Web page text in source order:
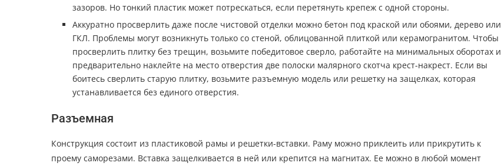
зазоров. Но тонкий пластик может потрескаться, если перетянуть крепеж с одной стороны.
Аккуратно просверлить даже после чистовой отделки можно бетон под краской или обоями, дерево или
ГКЛ. Проблемы могут возникнуть только со стеной, облицованной плиткой или керамогранитом. Чтобы
просверлить плитку без трещин, возьмите победитовое сверло, работайте на минимальных оборотах и
предварительно наклейте на место отверстия две полоски малярного скотча крест-накрест. Если вы
боитесь сверлить старую плитку, возьмите разъемную модель или решетку на защелках, которая
устанавливается без единого отверстия.
Разъемная
Конструкция состоит из пластиковой рамы и решетки-вставки. Раму можно приклеить или прикрутить к
проему саморезами. Вставка защелкивается в ней или крепится на магнитах. Ее можно в любой момент